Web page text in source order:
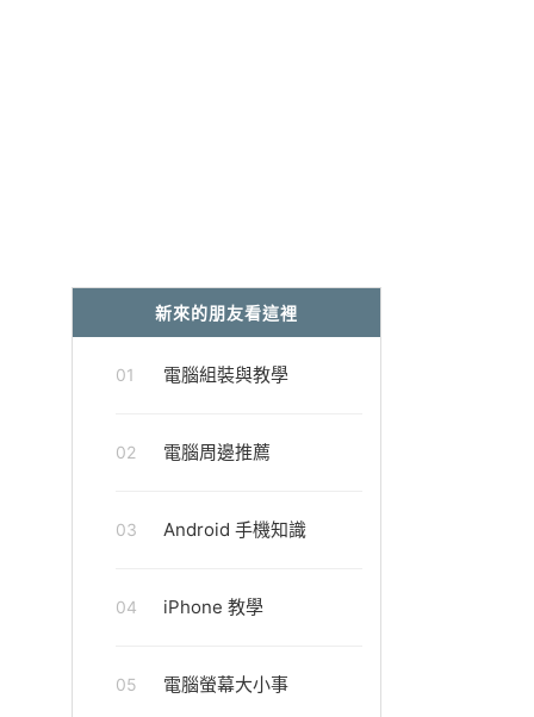
新來的朋友看這裡
01 電腦組裝與教學
02 電腦周邊推薦
03 Android 手機知識
04 iPhone 教學
05 電腦螢幕大小事